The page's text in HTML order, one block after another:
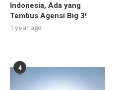
Indonesia, Ada yang
Tembus Agensi Big 3!
1 year ago
4